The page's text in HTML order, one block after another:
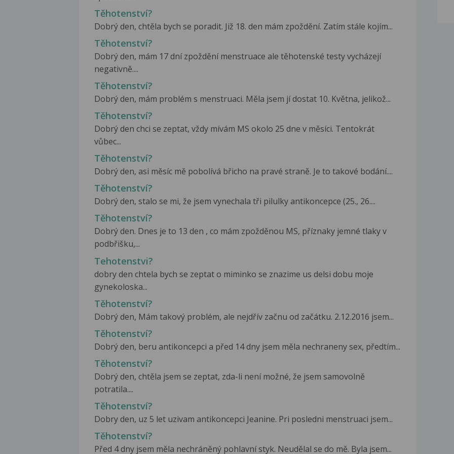
Těhotenství?
Dobrý den, chtěla bych se poradit. Již 18. den mám zpoždění. Zatím stále kojím...
Těhotenství?
Dobrý den, mám 17 dní zpoždění menstruace ale těhotenské testy vycházejí
negativně....
Těhotenství?
Dobrý den, mám problém s menstruaci. Měla jsem jí dostat 10. Května, jelikož...
Těhotenství?
Dobrý den chci se zeptat, vždy mívám MS okolo 25 dne v měsíci. Tentokrát
vůbec...
Těhotenství?
Dobrý den, asi měsíc mě pobolívá břicho na pravé straně. Je to takové bodání....
Těhotenství?
Dobrý den, stalo se mi, že jsem vynechala tři pilulky antikoncepce (25., 26....
Těhotenství?
Dobrý den. Dnes je to 13 den , co mám zpožděnou MS, příznaky jemné tlaky v
podbřišku,...
Tehotenstvi?
dobry den chtela bych se zeptat o miminko se znazime us delsi dobu moje
gynekoloska...
Těhotenství?
Dobrý den, Mám takový problém, ale nejdřív začnu od začátku. 2.12.2016 jsem...
Těhotenství?
Dobrý den, beru antikoncepci a před 14 dny jsem měla nechraneny sex, předtím...
Těhotenství?
Dobrý den, chtěla jsem se zeptat, zda-li není možné, že jsem samovolně
potratila....
Těhotenství?
Dobry den, uz 5 let uzivam antikoncepci Jeanine. Pri posledni menstruaci jsem...
Těhotenství?
Před 4 dny jsem měla nechráněný pohlavní styk. Neudělal se do mě. Byla jsem...